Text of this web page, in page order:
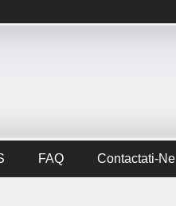
FAQ Contactati-Ne